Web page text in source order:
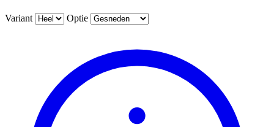
Variant Optie